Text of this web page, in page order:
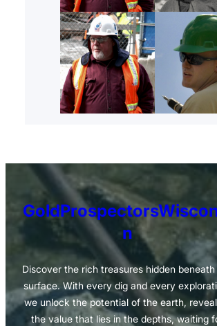
n
Discover the rich treasures hidden
surface. With every dig and every
we unlock the potential of the earth,
the value that lies in the depths, waiting